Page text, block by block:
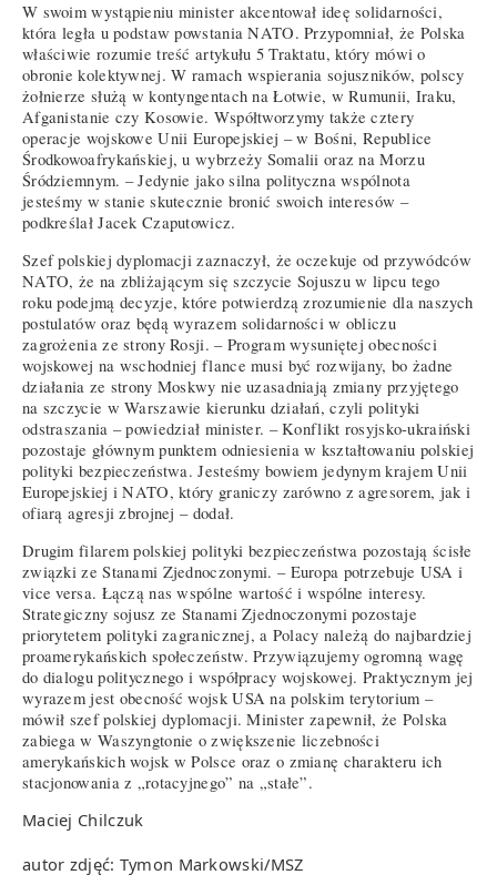
W swoim wystąpieniu minister akcentował ideę solidarności,
która legła u podstaw powstania NATO. Przypomniał, że Polska
właściwie rozumie treść artykułu 5 Traktatu, który mówi o
obronie kolektywnej. W ramach wspierania sojuszników, polscy
żołnierze służą w kontyngentach na Łotwie, w Rumunii, Iraku,
Afganistanie czy Kosowie. Współtworzymy także cztery
operacje wojskowe Unii Europejskiej – w Bośni, Republice
Środkowoafrykańskiej, u wybrzeży Somalii oraz na Morzu
Śródziemnym. – Jedynie jako silna polityczna wspólnota
jesteśmy w stanie skutecznie bronić swoich interesów –
podkreślał Jacek Czaputowicz.
Szef polskiej dyplomacji zaznaczył, że oczekuje od przywódców
NATO, że na zbliżającym się szczycie Sojuszu w lipcu tego
roku podejmą decyzje, które potwierdzą zrozumienie dla naszych
postulatów oraz będą wyrazem solidarności w obliczu
zagrożenia ze strony Rosji. – Program wysuniętej obecności
wojskowej na wschodniej flance musi być rozwijany, bo żadne
działania ze strony Moskwy nie uzasadniają zmiany przyjętego
na szczycie w Warszawie kierunku działań, czyli polityki
odstraszania – powiedział minister. – Konflikt rosyjsko-ukraiński
pozostaje głównym punktem odniesienia w kształtowaniu polskiej
polityki bezpieczeństwa. Jesteśmy bowiem jedynym krajem Unii
Europejskiej i NATO, który graniczy zarówno z agresorem, jak i
ofiarą agresji zbrojnej – dodał.
Drugim filarem polskiej polityki bezpieczeństwa pozostają ścisłe
związki ze Stanami Zjednoczonymi. – Europa potrzebuje USA i
vice versa. Łączą nas wspólne wartość i wspólne interesy.
Strategiczny sojusz ze Stanami Zjednoczonymi pozostaje
priorytetem polityki zagranicznej, a Polacy należą do najbardziej
proamerykańskich społeczeństw. Przywiązujemy ogromną wagę
do dialogu politycznego i współpracy wojskowej. Praktycznym jej
wyrazem jest obecność wojsk USA na polskim terytorium –
mówił szef polskiej dyplomacji. Minister zapewnił, że Polska
zabiega w Waszyngtonie o zwiększenie liczebności
amerykańskich wojsk w Polsce oraz o zmianę charakteru ich
stacjonowania z „rotacyjnego” na „stałe”.
Maciej Chilczuk
autor zdjęć: Tymon Markowski/MSZ